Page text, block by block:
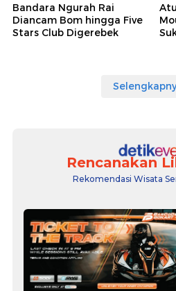
Bandara Ngurah Rai
Diancam Bom hingga Five
Stars Club Digerebek
Rencanakan
Rekomendasi Wisata